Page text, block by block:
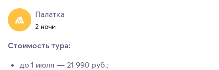
Палатка
2 ночи
Стоимость тура:
до 1 июля — 21 990 руб.;